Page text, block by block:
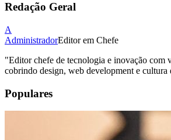
Redação Geral
A
AdministradorEditor em Chefe
"Editor chefe de tecnologia e inovação com
cobrindo design, web development e cultura
Populares